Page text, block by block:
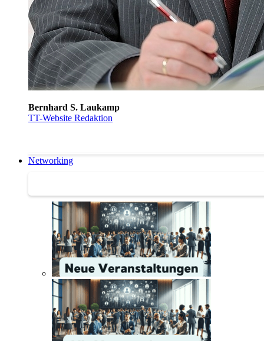
Bernhard S. Laukamp
TT-Website Redaktion
Networking